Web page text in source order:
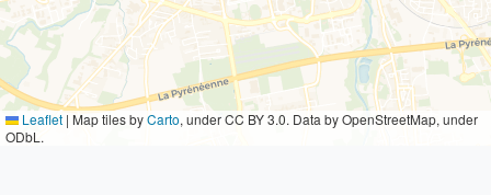
Leaflet | Map tiles byCarto, under CC BY 3.0. Data by OpenStreetMap, under
ODbL.